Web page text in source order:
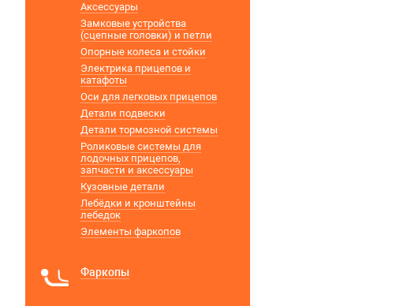
Аксессуары
Замковые устройства
(сцепные головки) и петли
Опорные колеса и стойки
Электрика прицепов и
катафоты
Оси для легковых прицепов
Детали подвески
Детали тормозной системы
Роликовые системы для
лодочных прицепов,
запчасти и аксессуары
Кузовные детали
Лебёдки и кронштейны
лебедок
Элементы фаркопов
Фаркопы